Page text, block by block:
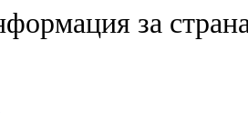
за